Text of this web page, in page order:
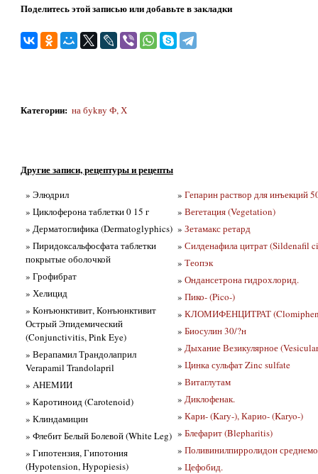
Поделитесь этой записью или добавьте в закладки
Категории: на бykвy Ф, Х
Другие записи, рецептуры и рецепты
» Элюдрил
» Циклоферона таблетки 0 15 г
» Дерматоглифика (Dermatoglyphics)
» Пиридоксальфосфата таблетки
покрытые оболочкой
» Грофибрат
» Хелицид
» Конъюнктивит, Конъюнктивит
Острый Эпидемический
(Conjunctivitis, Pink Eye)
» Верапамил Трандолаприл
Verapamil Trandolapril
» АНЕМИИ
» Каротиноид (Carotenoid)
» Клиндамицин
» Флебит Белый Болевой (White Leg)
» Гипотензия, Гипотония
(Hypotension, Hypopiesis)
» Гепарин раствор для инъекций
» Вегетация (Vegetation)
» Зетамакс ретард
» Силденафила цитрат (Sildenafil
» Теопэк
» Ондансетрона гидрохлорид.
» Пико- (Pico-)
» КЛОМИФЕНЦИТРАТ
» Биосулин 30/?н
» Дыхание Везикулярное
» Цинка сульфат Zinc sulfate
» Витаглутам
» Диклофенак.
» Кари- (Kary-), Карио- (Karyo-)
» Блефарит (Blepharitis)
» Поливинилпирролидон
» Цефобид.